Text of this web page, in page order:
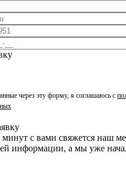
через эту форму, я соглашаюсь с
с вами свяжется наш
информации, а мы уже